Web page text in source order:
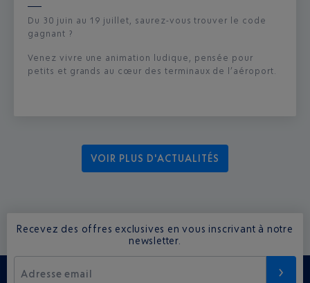
Du 30 juin au 19 juillet, saurez-vous trouver le code
gagnant ?
Venez vivre une animation ludique, pensée pour
petits et grands au cœur des terminaux de l’aéroport.
VOIR PLUS D'ACTUALITÉS
Recevez des offres exclusives en vous inscrivant à notre
newsletter.
Adresse email